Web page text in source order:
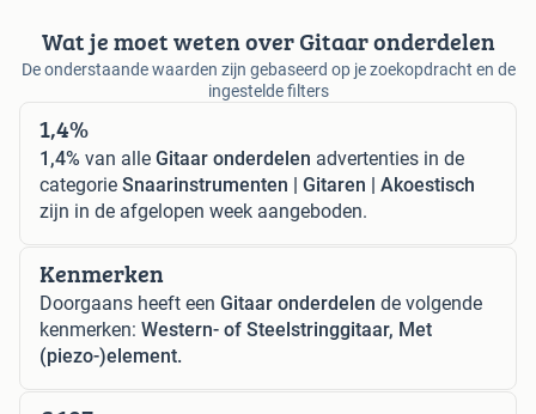
Wat je moet weten over Gitaar onderdelen
De onderstaande waarden zijn gebaseerd op je zoekopdracht en de
ingestelde filters
1,4%
1,4% van alle Gitaar onderdelen advertenties in de
categorie Snaarinstrumenten | Gitaren | Akoestisch
zijn in de afgelopen week aangeboden.
Kenmerken
Doorgaans heeft een Gitaar onderdelen de volgende
kenmerken: Western- of Steelstringgitaar, Met
(piezo-)element.